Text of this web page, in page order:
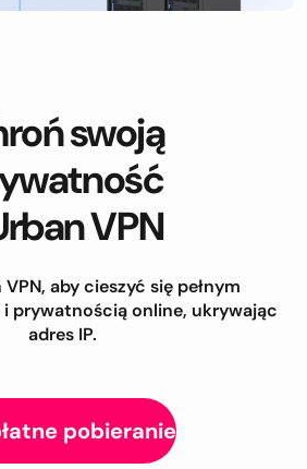
swoją
VPN
aby cieszyć się pełnym
prywatnością online, ukrywając
adres IP.
pobieranie